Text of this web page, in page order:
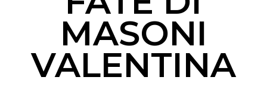
MASONI
VALENTINA